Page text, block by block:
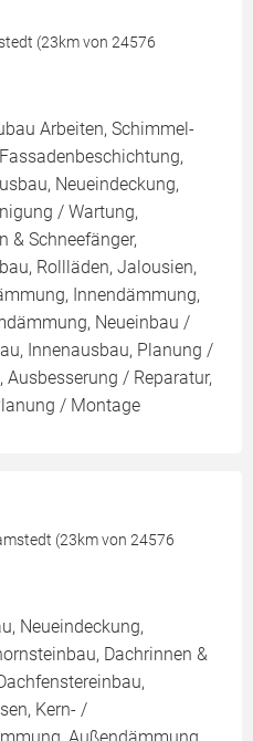
(23km von 24576
Arbeiten, Schimmel-
Neueindeckung,
/ Wartung,
& Schneefänger,
Rollläden, Jalousien,
Innendämmung,
Neueinbau /
Innenausbau, Planung /
/ Reparatur,
/ Montage
(23km von 24576
Neueindeckung,
Dachrinnen &
Kern- /